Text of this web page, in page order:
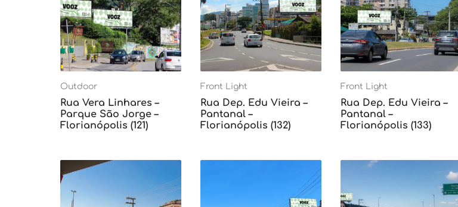
Outdoor
Rua Vera Linhares –
Parque São Jorge –
Florianópolis (121)
Front Light
Rua Dep. Edu Vieira –
Pantanal –
Florianópolis (132)
Front Light
Rua Dep. Edu Vieira –
Pantanal –
Florianópolis (133)